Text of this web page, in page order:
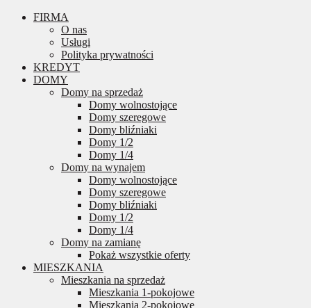
FIRMA
O nas
Usługi
Polityka prywatności
KREDYT
DOMY
Domy na sprzedaż
Domy wolnostojące
Domy szeregowe
Domy bliźniaki
Domy 1/2
Domy 1/4
Domy na wynajem
Domy wolnostojące
Domy szeregowe
Domy bliźniaki
Domy 1/2
Domy 1/4
Domy na zamianę
Pokaż wszystkie oferty
MIESZKANIA
Mieszkania na sprzedaż
Mieszkania 1-pokojowe
Mieszkania 2-pokojowe